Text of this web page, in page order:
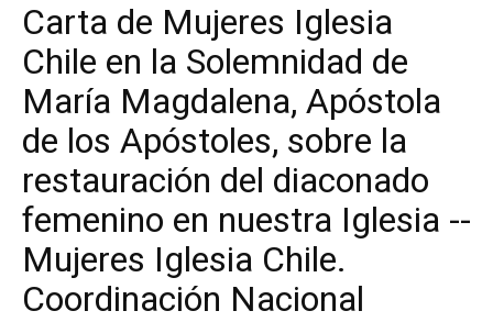
Carta de Mujeres Iglesia
Chile en la Solemnidad de
María Magdalena, Apóstola
de los Apóstoles, sobre la
restauración del diaconado
femenino en nuestra Iglesia --
Mujeres Iglesia Chile.
Coordinación Nacional